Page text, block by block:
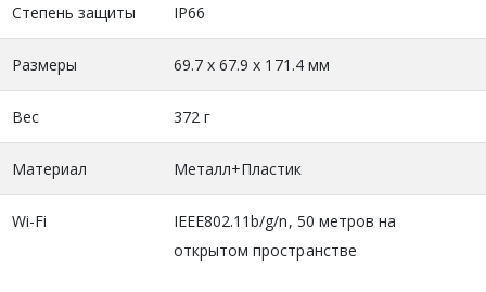
Степень защиты IP66
Размеры 69.7 х 67.9 х 171.4 мм
Вес 372 г
Материал Металл+Пластик
Wi-Fi
IEEE802.11b/g/n, 50 метров на
открытом пространстве